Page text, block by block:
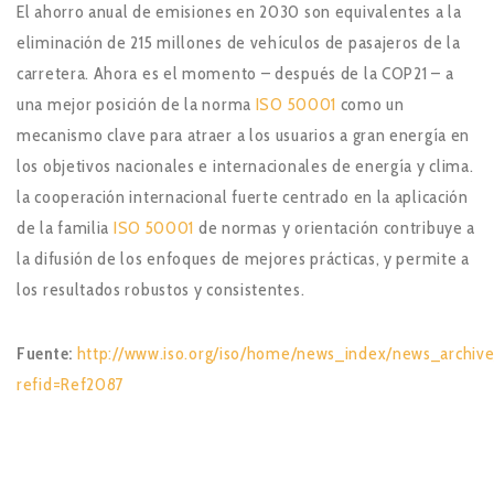
El ahorro anual de emisiones en 2030 son equivalentes a la
eliminación de 215 millones de vehículos de pasajeros de la
carretera. Ahora es el momento – después de la COP21 – a
una mejor posición de la norma ISO 50001 como un
mecanismo clave para atraer a los usuarios a gran energía en
los objetivos nacionales e internacionales de energía y clima.
la cooperación internacional fuerte centrado en la aplicación
de la familia ISO 50001 de normas y orientación contribuye a
la difusión de los enfoques de mejores prácticas, y permite a
los resultados robustos y consistentes.
Fuente: http://www.iso.org/iso/home/news_index/
refid=Ref2087